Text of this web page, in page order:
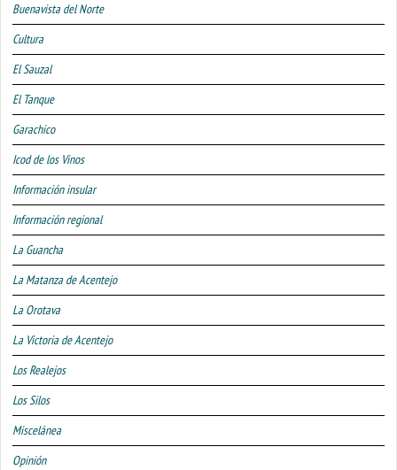
Buenavista del Norte
Cultura
El Sauzal
El Tanque
Garachico
Icod de los Vinos
Información insular
Información regional
La Guancha
La Matanza de Acentejo
La Orotava
La Victoria de Acentejo
Los Realejos
Los Silos
Miscelánea
Opinión